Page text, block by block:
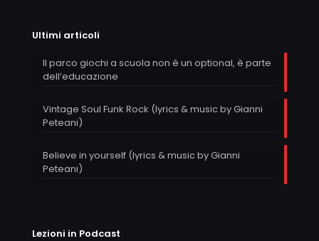
Ultimi articoli
Il parco giochi a scuola non è un optional, è parte
dell’educazione
Vintage Soul Funk Rock (lyrics & music by Gianni
Peteani)
Believe in yourself (lyrics & music by Gianni
Peteani)
Lezioni in Podcast